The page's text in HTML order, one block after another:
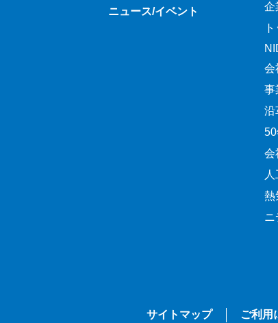
ニュース/イベント
企
会
事
沿
会
熱
ニ
サイトマップ ご利用